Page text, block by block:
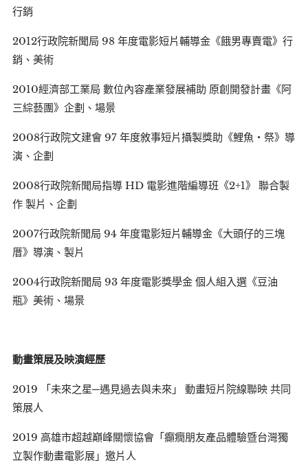
行銷
2012行政院新聞局 98 年度電影短片輔導金《餓男專賣電》行
銷、美術
2010經濟部工業局 數位內容產業發展補助 原創開發計畫《阿
三綜藝團》企劃、場景
2008行政院文建會 97 年度敘事短片攝製獎助《鯉魚‧祭》導
演、企劃
2008行政院新聞局指導 HD 電影進階編導班《2+1》 聯合製
作 製片、企劃
2007行政院新聞局 94 年度電影短片輔導金《大頭仔的三塊
厝》導演、製片
2004行政院新聞局 93 年度電影獎學金 個人組入選《豆油
瓶》美術、場景
動畫策展及映演經歷
2019 「未來之星─遇見過去與未來」 動畫短片院線聯映 共同
策展人
2019 高雄市超越巔峰關懷協會「癲癇朋友產品體驗暨台灣獨
立製作動畫電影展」邀片人